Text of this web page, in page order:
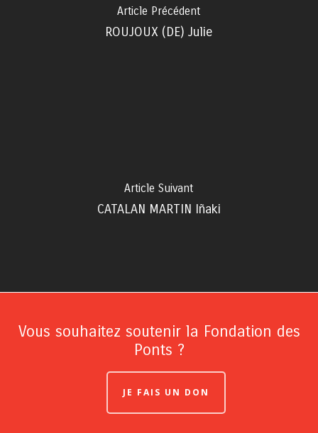
Article Précédent
ROUJOUX (DE) Julie
Article Suivant
CATALAN MARTIN Iñaki
Vous souhaitez soutenir la Fondation des
Ponts ?
JE FAIS UN DON